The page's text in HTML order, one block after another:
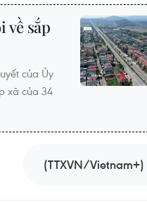
về sắp
của Ủy
xã của 34
(TTXVN/Vietnam+)